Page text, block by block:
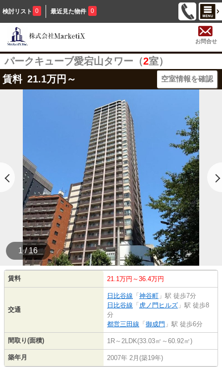
検討リスト 0 最近見た物件 0
お問合せ
パークキューブ愛宕山タワー（2室）
賃料 21.1万円～ 空室情報を確認
1 / 16
賃料 21.1万円～36.4万円
交通
日比谷線 「 神谷町 」駅 徒歩7分
日比谷線 「 虎ノ門ヒルズ 」駅 徒歩8
分
都営三田線 「 御成門 」駅 徒歩6分
間取り(面積) 1R～2LDK(33.03㎡～60.92㎡)
築年月 2007年 2月(築19年)